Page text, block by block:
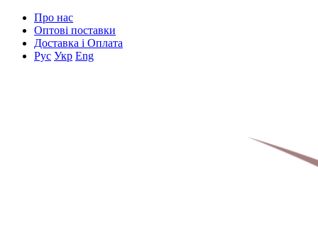
Про нас
Оптові поставки
Доставка і Оплата
Рус Укр Eng